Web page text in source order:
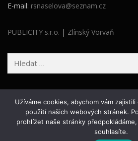
E-mail: rsnaselova@seznam.cz
PUBLICITY s.r.o. | Zlínský Vorvaň
Vyhledávání
Copyright © 2026 Stavba roku
šablona od
Užíváme cookies, abychom vám
použití našich webových stránek.
prohlížet naše stránky
souhlasíte.